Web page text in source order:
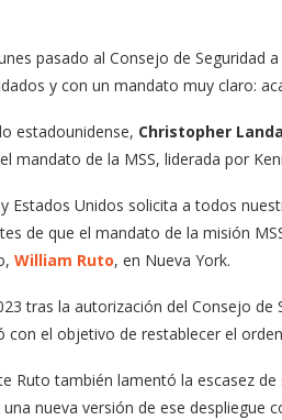
pasado al Consejo de Seguridad
y con un mandato muy claro:
estadounidense, Christopher
mandato de la MSS, liderada por
Estados Unidos solicita a todos
de que el mandato de la misión
William Ruto, en Nueva York.
tras la autorización del Consejo
con el objetivo de restablecer el
Ruto también lamentó la escasez
nueva versión de ese despliegue